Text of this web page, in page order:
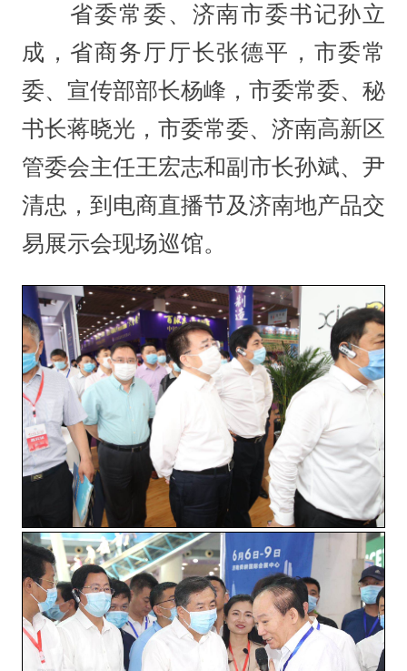
省委常委、济南市委书记孙立
成，省商务厅厅长张德平，市委常
委、宣传部部长杨峰，市委常委、秘
书长蒋晓光，市委常委、济南高新区
管委会主任王宏志和副市长孙斌、尹
清忠，到电商直播节及济南地产品交
易展示会现场巡馆。